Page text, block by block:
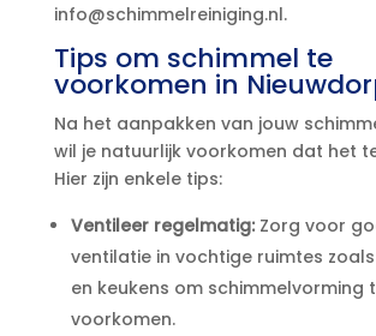
info@schimmelreiniging.​nl.​
Tips om schimmel te
voorkomen in
Na het aanpakken van jouw
wil je natuurlijk voorkomen dat het
Hier zijn enkele tips:
Ventileer regelmatig:Zorg voor
ventilatie in vochtige ruimtes
en keukens om schimmelvorming
voorkomen.​